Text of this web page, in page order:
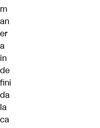
m
an
er
a
in
de
fini
da
la
ca